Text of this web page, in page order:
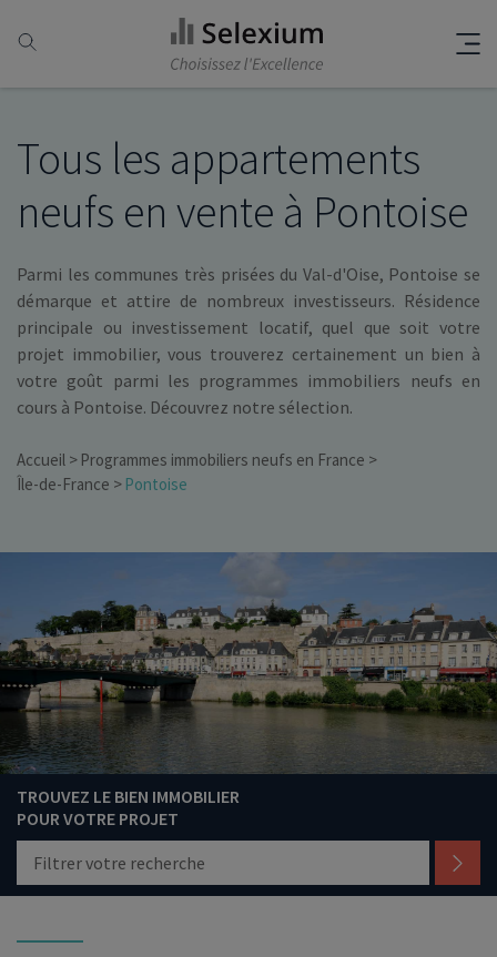
Tous les appartements
neufs en vente à Pontoise
Parmi les communes très prisées du Val-d'Oise, Pontoise se
démarque et attire de nombreux investisseurs. Résidence
principale ou investissement locatif, quel que soit votre
projet immobilier, vous trouverez certainement un bien à
votre goût parmi les programmes immobiliers neufs en
cours à Pontoise. Découvrez notre sélection.
Accueil
Programmes immobiliers neufs en France
Île-de-France
Pontoise
TROUVEZ LE BIEN IMMOBILIER
POUR VOTRE PROJET
Filtrer votre recherche